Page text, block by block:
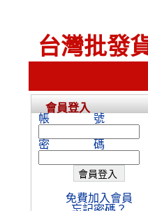
台灣批發
會員登入
帳號
密碼
免費加入會員